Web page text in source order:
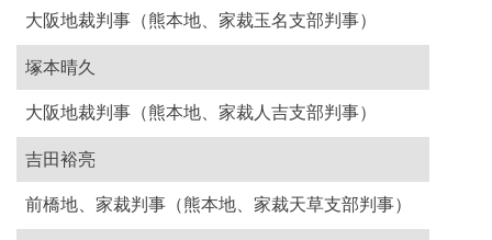
大阪地裁判事（熊本地、家裁玉名支部判事）
塚本晴久
大阪地裁判事（熊本地、家裁人吉支部判事）
吉田裕亮
前橋地、家裁判事（熊本地、家裁天草支部判事）